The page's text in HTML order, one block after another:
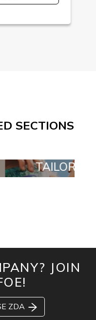
SECTIONS
MADE
JOIN
ZDA